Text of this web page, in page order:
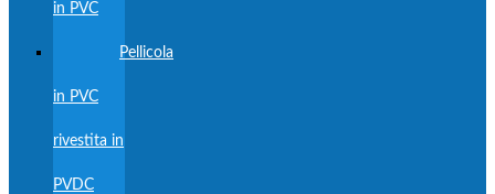
in PVC
Pellicola
in PVC
rivestita in
PVDC